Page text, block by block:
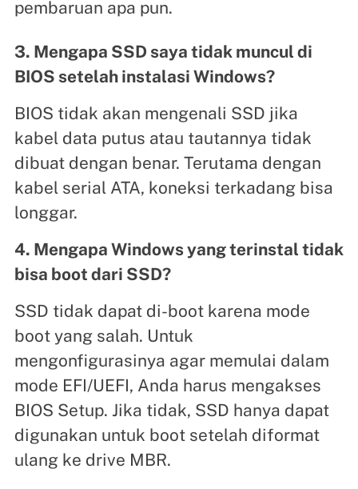
pembaruan apa pun.
3. Mengapa SSD saya tidak muncul di
BIOS setelah instalasi Windows?
BIOS tidak akan mengenali SSD jika
kabel data putus atau tautannya tidak
dibuat dengan benar. Terutama dengan
kabel serial ATA, koneksi terkadang bisa
longgar.
4. Mengapa Windows yang terinstal tidak
bisa boot dari SSD?
SSD tidak dapat di-boot karena mode
boot yang salah. Untuk
mengonfigurasinya agar memulai dalam
mode EFI/UEFI, Anda harus mengakses
BIOS Setup. Jika tidak, SSD hanya dapat
digunakan untuk boot setelah diformat
ulang ke drive MBR.